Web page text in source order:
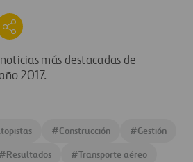
más destacadas de
2017.
#Construcción #Gestión
#Resultados #Transporte aéreo